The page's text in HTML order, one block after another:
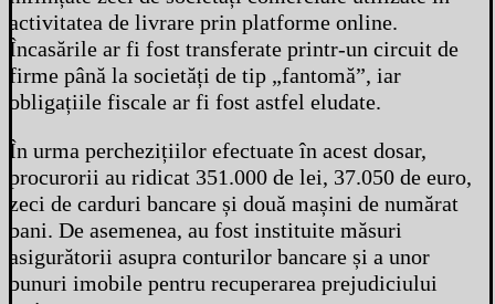
activitatea de livrare prin platforme online.
Încasările ar fi fost transferate printr-un circuit de
firme până la societăți de tip „fantomă”, iar
obligațiile fiscale ar fi fost astfel eludate.
În urma perchezițiilor efectuate în acest dosar,
procurorii au ridicat 351.000 de lei, 37.050 de euro,
zeci de carduri bancare și două mașini de numărat
bani. De asemenea, au fost instituite măsuri
asigurătorii asupra conturilor bancare și a unor
bunuri imobile pentru recuperarea prejudiciului